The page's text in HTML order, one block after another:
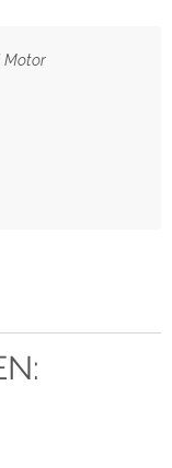
Motor